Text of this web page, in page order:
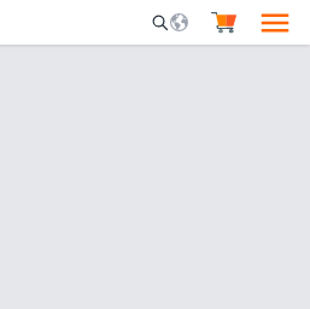
Mobile Search